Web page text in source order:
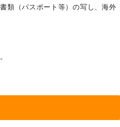
類（パスポート等）の写し、海外